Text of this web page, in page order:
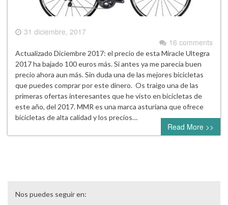
31 diciembre, 2017
16 comments
Actualizado Diciembre 2017: el precio de esta Miracle Ultegra
2017 ha bajado 100 euros más. Si antes ya me parecía buen
precio ahora aun más. Sin duda una de las mejores bicicletas
que puedes comprar por este dinero. Os traigo una de las
primeras ofertas interesantes que he visto en bicicletas de
este año, del 2017. MMR es una marca asturiana que ofrece
bicicletas de alta calidad y los precios…
Read More >>
Nos puedes seguir en: